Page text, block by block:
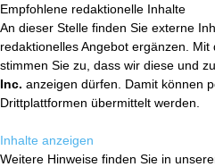
Empfohlene redaktionelle Inhalte
An dieser Stelle finden Sie externe
redaktionelles Angebot ergänzen.
stimmen Sie zu, dass wir diese und
Inc. anzeigen dürfen. Damit können
Drittplattformen übermittelt werden.
Inhalte anzeigen
Weitere Hinweise finden Sie in